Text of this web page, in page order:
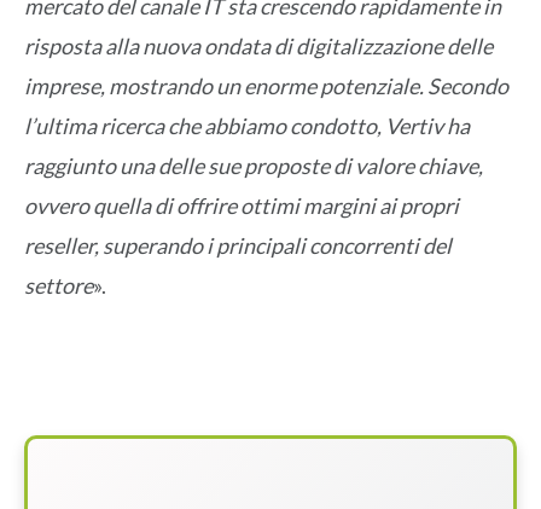
mercato del canale IT sta crescendo rapidamente in
risposta alla nuova ondata di digitalizzazione delle
imprese, mostrando un enorme potenziale. Secondo
l’ultima ricerca che abbiamo condotto, Vertiv ha
raggiunto una delle sue proposte di valore chiave,
ovvero quella di offrire ottimi margini ai propri
reseller, superando i principali concorrenti del
settore».